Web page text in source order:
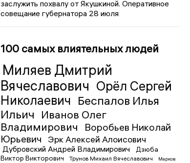
заслужить похвалу от Якушкиной. Оперативное
совещание губернатора 28 июля
100 самых влиятельных людей
Миляев Дмитрий
Вячеславович Орёл Сергей
Николаевич Беспалов Илья
Ильич
Иванов Олег
Владимирович
Воробьев Николай
Юрьевич
Эрк Алексей Алоисович
Дубровский Андрей Владимирович
Дзюба
Виктор Викторович
Трунов Михаил Вячеславович
Марков